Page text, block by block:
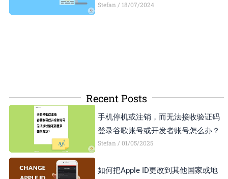
Stefan 18/07/2024
Recent Posts
手机停机或注销，而无法接收验证码
登录谷歌账号或开发者账号怎么办？
Stefan 01/05/2025
如何把Apple ID更改到其他国家或地